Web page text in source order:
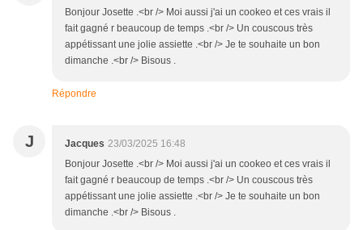
Bonjour Josette .<br /> Moi aussi j'ai un cookeo et ces vrais il
fait gagné r beaucoup de temps .<br /> Un couscous très
appétissant une jolie assiette .<br /> Je te souhaite un bon
dimanche .<br /> Bisous .
Répondre
J Jacques 23/03/2025 16:48
Bonjour Josette .<br /> Moi aussi j'ai un cookeo et ces vrais il
fait gagné r beaucoup de temps .<br /> Un couscous très
appétissant une jolie assiette .<br /> Je te souhaite un bon
dimanche .<br /> Bisous .